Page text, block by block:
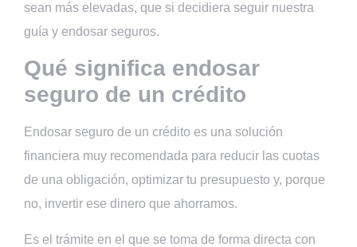
sean más elevadas, que si decidiera seguir nuestra
guía y endosar seguros.
Qué significa endosar
seguro de un crédito
Endosar seguro de un crédito es una solución
financiera muy recomendada para reducir las cuotas
de una obligación, optimizar tu presupuesto y, porque
no, invertir ese dinero que ahorramos.
Es el trámite en el que se toma de forma directa con